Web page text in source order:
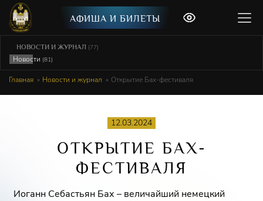
АФИША И БИЛЕТЫ
НОВОСТИ И ЖУРНАЛ (77)
Новости (81)
Главная Новости и журнал Открытие Бах-фестиваля
12.03.2024
ОТКРЫТИЕ БАХ-
ФЕСТИВАЛЯ
Иоганн Себастьян Бах – величайший немецкий